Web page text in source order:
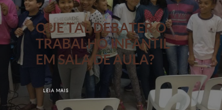
QUE TAL DEBATER O
TRABALHO INFANTIL
EM SALA DE AULA?
LEIA MAIS